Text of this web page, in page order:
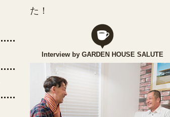
た！
Interview by GARDEN HOUSE SALUTE